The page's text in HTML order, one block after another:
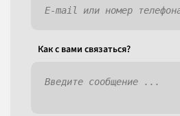
Как c вами связаться?